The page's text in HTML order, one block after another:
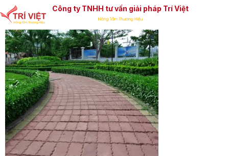
Công ty TNHH tư vấn giải pháp Trí Việt